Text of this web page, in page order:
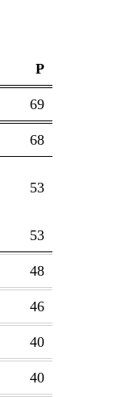
P
69
68
53
53
48
46
40
40